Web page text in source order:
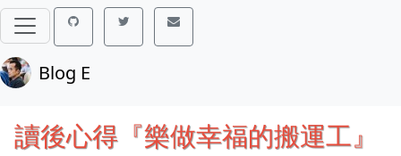
Blog E
讀後心得『樂做幸福的搬運工』